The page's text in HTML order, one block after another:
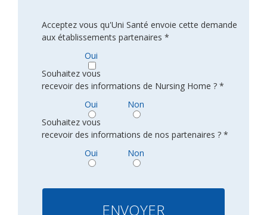
Acceptez vous qu'Uni Santé envoie cette demande
aux établissements partenaires *
Oui
Souhaitez vous
recevoir des informations de Nursing Home ? *
Oui
Non
Souhaitez vous
recevoir des informations de nos partenaires ? *
Oui
Non